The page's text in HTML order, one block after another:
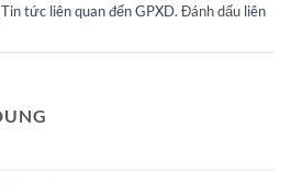
Tin tức liên quan đến GPXD. Đánh dấu liên